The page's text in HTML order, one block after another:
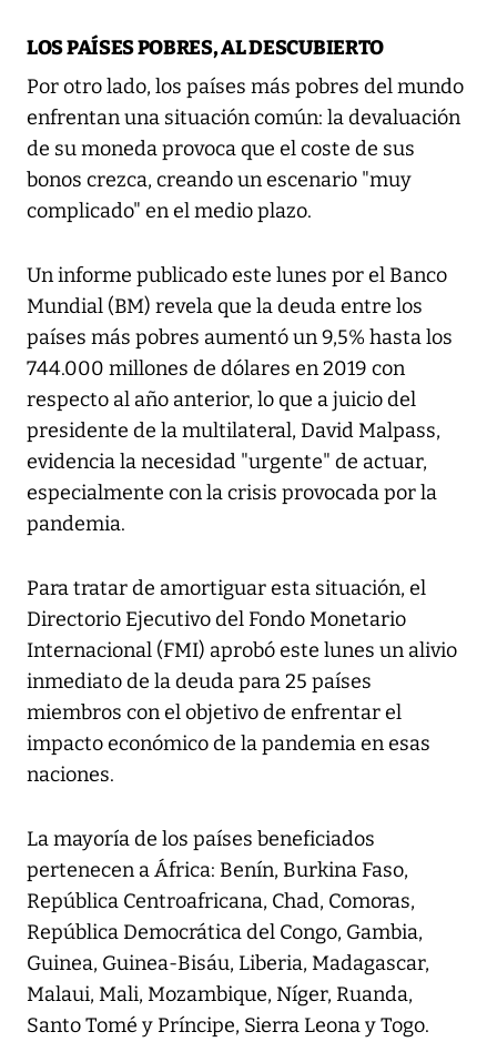
LOS PAÍSES POBRES, AL DESCUBIERTO
Por otro lado, los países más pobres del mundo
enfrentan una situación común: la devaluación
de su moneda provoca que el coste de sus
bonos crezca, creando un escenario "muy
complicado" en el medio plazo.
Un informe publicado este lunes por el Banco
Mundial (BM) revela que la deuda entre los
países más pobres aumentó un 9,5% hasta los
744.000 millones de dólares en 2019 con
respecto al año anterior, lo que a juicio del
presidente de la multilateral, David Malpass,
evidencia la necesidad "urgente" de actuar,
especialmente con la crisis provocada por la
pandemia.
Para tratar de amortiguar esta situación, el
Directorio Ejecutivo del Fondo Monetario
Internacional (FMI) aprobó este lunes un alivio
inmediato de la deuda para 25 países
miembros con el objetivo de enfrentar el
impacto económico de la pandemia en esas
naciones.
La mayoría de los países beneficiados
pertenecen a África: Benín, Burkina Faso,
República Centroafricana, Chad, Comoras,
República Democrática del Congo, Gambia,
Guinea, Guinea-Bisáu, Liberia, Madagascar,
Malaui, Mali, Mozambique, Níger, Ruanda,
Santo Tomé y Príncipe, Sierra Leona y Togo.